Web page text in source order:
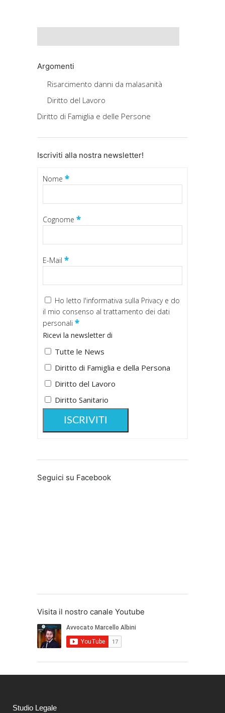
Argomenti
Risarcimento danni da malasanità
Diritto del Lavoro
Diritto di Famiglia e delle Persone
Iscriviti alla nostra newsletter!
Nome *
Cognome *
E-Mail *
Ho letto l'informativa sulla Privacy e do
il mio consenso al trattamento dei dati
personali *
Ricevi la newsletter di
Tutte le News
Diritto di Famiglia e della Persona
Diritto del Lavoro
Diritto Sanitario
Seguici su Facebook
Visita il nostro canale Youtube
Studio Legale